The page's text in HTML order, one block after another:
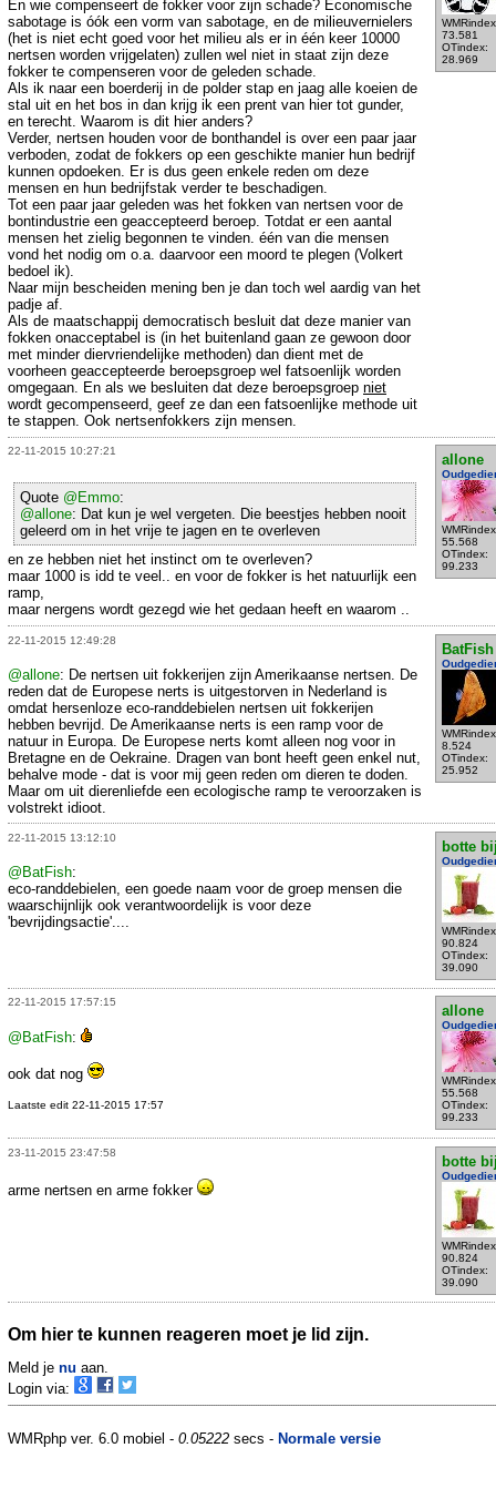
73.581
OTindex:
28.969
En wie compenseert de fokker voor zijn schade? Economische
sabotage is óók een vorm van sabotage, en de milieuvernielers
(het is niet echt goed voor het milieu als er in één keer 10000
nertsen worden vrijgelaten) zullen wel niet in staat zijn deze
fokker te compenseren voor de geleden schade.
Als ik naar een boerderij in de polder stap en jaag alle koeien de
stal uit en het bos in dan krijg ik een prent van hier tot gunder,
en terecht. Waarom is dit hier anders?
Verder, nertsen houden voor de bonthandel is over een paar jaar
verboden, zodat de fokkers op een geschikte manier hun bedrijf
kunnen opdoeken. Er is dus geen enkele reden om deze
mensen en hun bedrijfstak verder te beschadigen.
Tot een paar jaar geleden was het fokken van nertsen voor de
bontindustrie een geaccepteerd beroep. Totdat er een aantal
mensen het zielig begonnen te vinden. één van die mensen
vond het nodig om o.a. daarvoor een moord te plegen (Volkert
bedoel ik).
Naar mijn bescheiden mening ben je dan toch wel aardig van het
padje af.
Als de maatschappij democratisch besluit dat deze manier van
fokken onacceptabel is (in het buitenland gaan ze gewoon door
met minder diervriendelijke methoden) dan dient met de
voorheen geaccepteerde beroepsgroep wel fatsoenlijk worden
omgegaan. En als we besluiten dat deze beroepsgroep niet
wordt gecompenseerd, geef ze dan een fatsoenlijke methode uit
te stappen. Ook nertsenfokkers zijn mensen.
22-11-2015 10:27:21
allone
55.568
OTindex:
99.233
Quote @Emmo:
@allone: Dat kun je wel vergeten. Die beestjes hebben nooit
geleerd om in het vrije te jagen en te overleven
en ze hebben niet het instinct om te overleven?
maar 1000 is idd te veel.. en voor de fokker is het natuurlijk een
ramp,
maar nergens wordt gezegd wie het gedaan heeft en waarom ..
22-11-2015 12:49:28
BatFish
8.524
OTindex:
25.952
@allone: De nertsen uit fokkerijen zijn Amerikaanse nertsen. De
reden dat de Europese nerts is uitgestorven in Nederland is
omdat hersenloze eco-randdebielen nertsen uit fokkerijen
hebben bevrijd. De Amerikaanse nerts is een ramp voor de
natuur in Europa. De Europese nerts komt alleen nog voor in
Bretagne en de Oekraine. Dragen van bont heeft geen enkel nut,
behalve mode - dat is voor mij geen reden om dieren te doden.
Maar om uit dierenliefde een ecologische ramp te veroorzaken is
volstrekt idioot.
22-11-2015 13:12:10
botte
90.824
OTindex:
39.090
@BatFish:
eco-randdebielen, een goede naam voor de groep mensen die
waarschijnlijk ook verantwoordelijk is voor deze
'bevrijdingsactie'....
22-11-2015 17:57:15
allone
55.568
OTindex:
99.233
@BatFish:
ook dat nog
Laatste edit 22-11-2015 17:57
23-11-2015 23:47:58
botte
90.824
OTindex:
39.090
arme nertsen en arme fokker
Om hier te kunnen reageren moet je lid zijn.
Meld je nu aan.
Login via:
WMRphp ver. 6.0 mobiel - 0.05222 secs - Normale versie